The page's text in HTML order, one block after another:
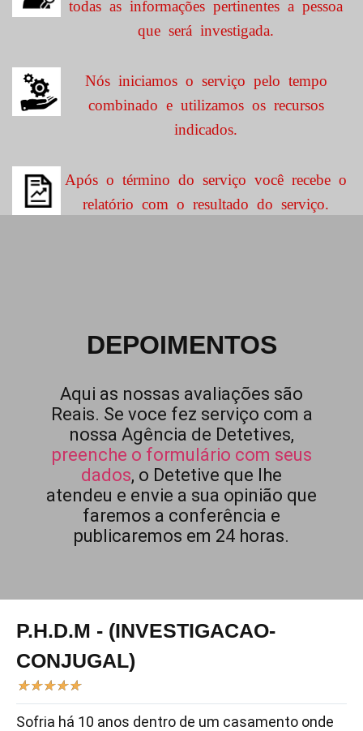
todas as informações pertinentes a pessoa
que será investigada.
Nós iniciamos o serviço pelo tempo
combinado e utilizamos os recursos
indicados.
Após o término do serviço você recebe o
relatório com o resultado do serviço.
DEPOIMENTOS
Aqui as nossas avaliações são
Reais. Se voce fez serviço com a
nossa Agência de Detetives,
preenche o formulário com seus
dados, o Detetive que lhe
atendeu e envie a sua opinião que
faremos a conferência e
publicaremos em 24 horas.
P.H.D.M - (INVESTIGACAO-
CONJUGAL)
★★★★★
Sofria há 10 anos dentro de um casamento onde